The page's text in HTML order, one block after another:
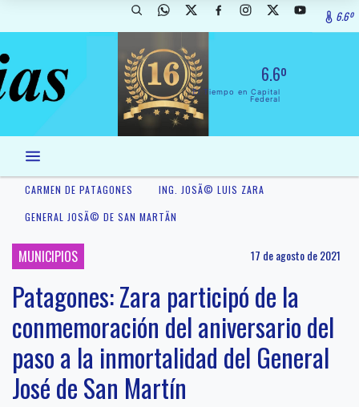
6.6º
6.6º
El Tiempo en Capital
Federal
CARMEN DE PATAGONES
ING. JOSÃ© LUIS ZARA
GENERAL JOSÃ© DE SAN MARTÃ­N
MUNICIPIOS 17 de agosto de 2021
Patagones: Zara participó de la
conmemoración del aniversario del
paso a la inmortalidad del General
José de San Martín